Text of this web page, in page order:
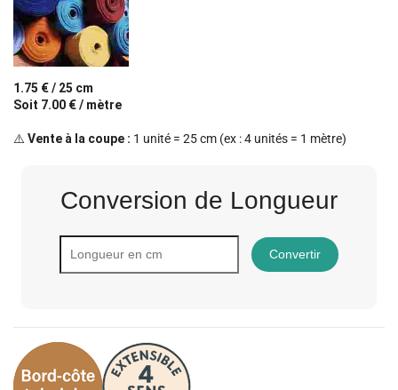
1.75 € / 25 cm
Soit 7.00 € / mètre
⚠️ Vente à la coupe : 1 unité = 25 cm (ex : 4 unités = 1 mètre)
Conversion de Longueur
Convertir